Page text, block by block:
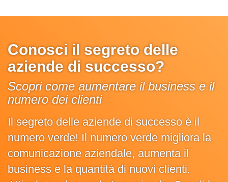
Conosci il segreto delle
aziende di successo?
Scopri come aumentare il business e il
numero dei clienti
Il segreto delle aziende di successo è il
numero verde! Il numero verde migliora la
comunicazione aziendale, aumenta il
business e la quantità di nuovi clienti.